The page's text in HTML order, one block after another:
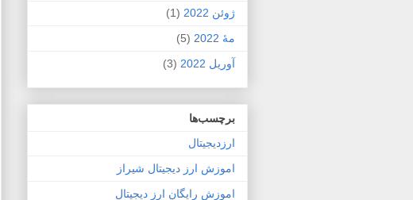
ژوئن 2022
(1)
مهٔ 2022
(5)
آوریل 2022
(3)
برچسب‌ها
ارزدیجیتال
اموزش ارز دیجیتال شیراز
اموزش رایگان ارز دیجیتال